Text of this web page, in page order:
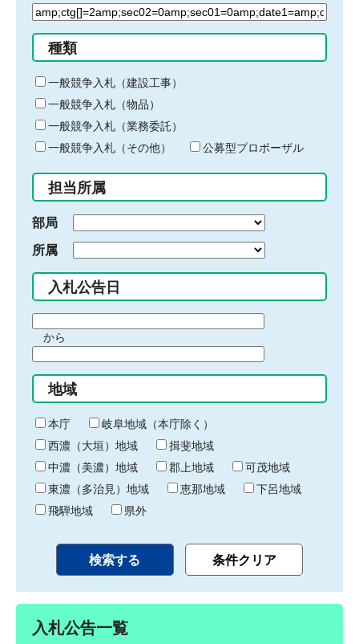
検
る
キ
ー
ワ
ー
ド
入
力
種類
一般競争入札（建設工事）
一般競争入札（物品）
一般競争入札（業務委託）
一般競争入札（その他）
公募型プロポーザル
担当所属
部局
所属
入札公告日
間
始
り
から
間
終
わ
り
地域
本庁
岐阜地域（本庁除く）
西濃（大垣）地域
揖斐地域
中濃（美濃）地域
郡上地域
可茂地域
東濃（多治見）地域
恵那地域
下呂地域
飛騨地域
県外
入札公告一覧